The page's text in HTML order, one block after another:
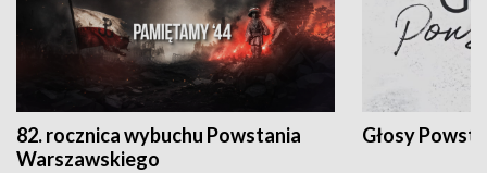
82. rocznica wybuchu Powstania
Warszawskiego
Głosy